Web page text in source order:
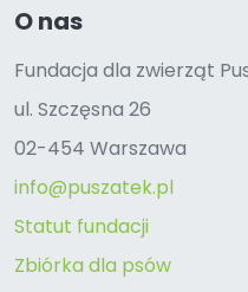
O nas
Fundacja dla zwierząt
ul. Szczęsna 26
02-454 Warszawa
info@puszatek.pl
Statut fundacji
Zbiórka dla psów